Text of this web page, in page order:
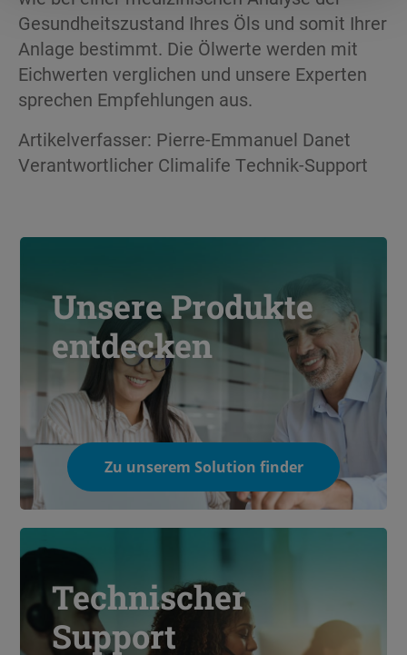
Gesundheitszustand Ihres Öls und somit Ihrer
Anlage bestimmt. Die Ölwerte werden mit
Eichwerten verglichen und unsere Experten
sprechen Empfehlungen aus.
Artikelverfasser: Pierre-Emmanuel Danet
Verantwortlicher Climalife Technik-Support
Unsere Produkte
entdecken
Zu unserem Solution finder
Technischer
Support